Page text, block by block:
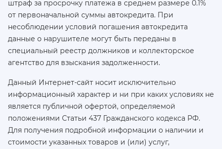
штраф за просрочку платежа в среднем размере 0.1%
от первоначальной суммы автокредита. При
несоблюдении условий погашения автокредита
данные о нарушителе могут быть переданы в
специальный реестр должников и коллекторское
агентство для взыскания задолженности.
Данный Интернет-сайт носит исключительно
информационный характер и ни при каких условиях не
является публичной офертой, определяемой
положениями Статьи 437 Гражданского кодекса РФ.
Для получения подробной информации о наличии и
стоимости указанных товаров и (или) услуг,